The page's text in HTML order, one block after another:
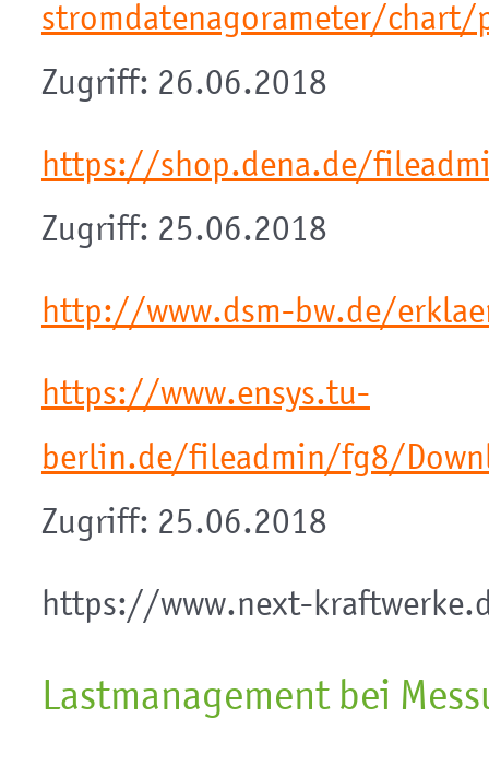
stromdatenagorameter/
Zugriff: 26.06.2018
https://shop.dena.de/
Zugriff: 25.06.2018
http://www.dsm-bw.de/
https://www.ensys.tu-
berlin.de/fileadmin/fg8/
Zugriff: 25.06.2018
https://www.next-
Lastmanagement bei